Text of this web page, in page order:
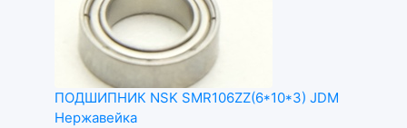
ПОДШИПНИК NSK SMR106ZZ(6*10*3) JDM
Нержавейка